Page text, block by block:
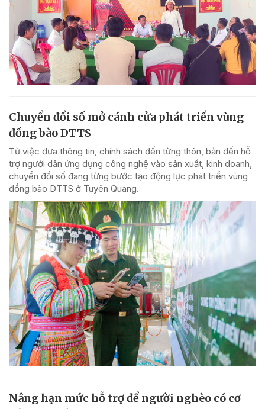
Chuyển đổi số mở cánh cửa phát triển vùng
đồng bào DTTS
Từ việc đưa thông tin, chính sách đến từng thôn, bản đến hỗ
trợ người dân ứng dụng công nghệ vào sản xuất, kinh doanh,
chuyển đổi số đang từng bước tạo động lực phát triển vùng
đồng bào DTTS ở Tuyên Quang.
Nâng hạn mức hỗ trợ để người nghèo có cơ